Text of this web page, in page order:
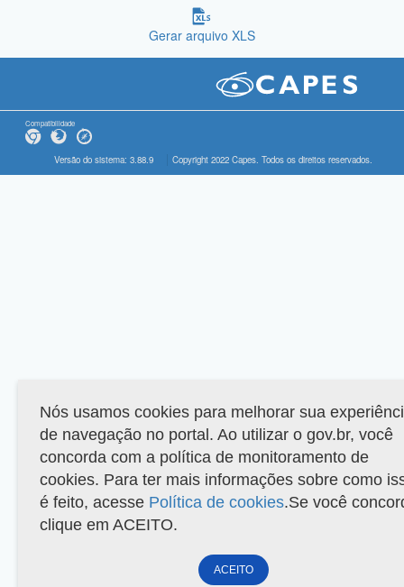
Gerar arquivo XLS
Compatibilidade
Versão do sistema: 3.88.9 Copyright 2022 Capes. Todos os direitos reservados.
Nós usamos cookies para melhorar sua
de navegação no portal. Ao utilizar o gov.br, você
concorda com a política de monitoramento de
cookies. Para ter mais informações sobre como
é feito, acesse Política de cookies.Se você
clique em ACEITO.
ACEITO